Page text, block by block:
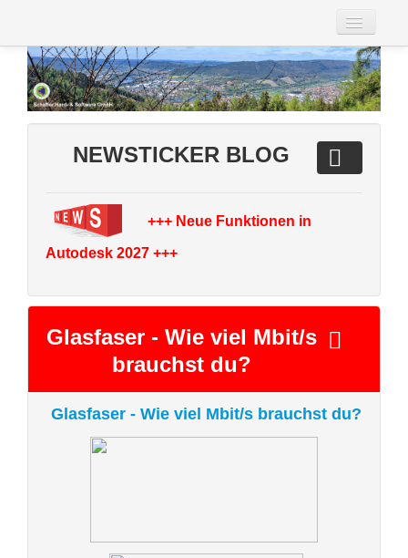
Fernwartung
Kontakt
Über uns
AGB
Datenschutz
NEWSTICKER BLOG
+++ Neue Funktionen in
Autodesk 2027 +++
Glasfaser - Wie viel Mbit/s
brauchst du?
Glasfaser - Wie viel Mbit/s brauchst du?